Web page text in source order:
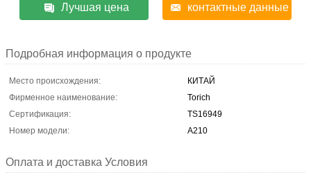
Лучшая цена контактные данные
Подробная информация о продукте
Место происхождения:
КИТАЙ
Фирменное наименование:
Torich
Сертификация:
TS16949
Номер модели:
A210
Оплата и доставка Условия